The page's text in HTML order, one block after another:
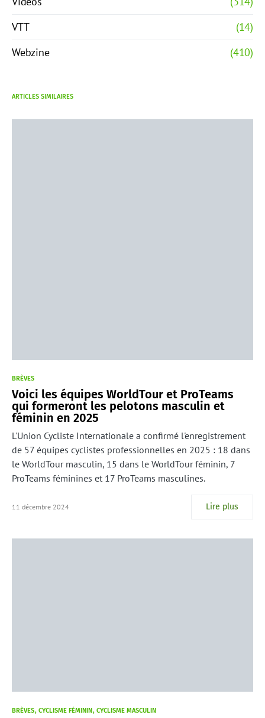
VTT
(14)
Webzine
(410)
ARTICLES SIMILAIRES
BRÈVES
Voici les équipes WorldTour et ProTeams
qui formeront les pelotons masculin et
féminin en 2025
L'Union Cycliste Internationale a confirmé l'enregistrement
de 57 équipes cyclistes professionnelles en 2025 : 18 dans
le WorldTour masculin, 15 dans le WorldTour féminin, 7
ProTeams féminines et 17 ProTeams masculines.
11 décembre 2024 Lire plus
BRÈVES CYCLISME FÉMININ CYCLISME MASCULIN